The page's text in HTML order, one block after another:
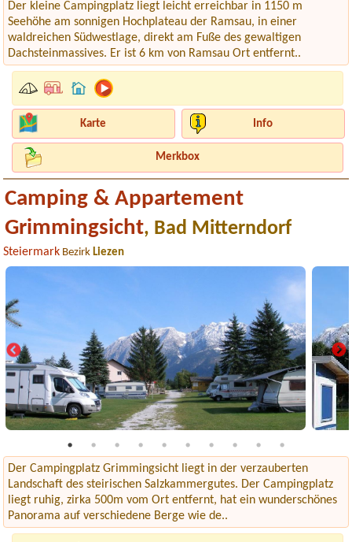
Der kleine Campingplatz liegt leicht erreichbar in 1150 m
Seehöhe am sonnigen Hochplateau der Ramsau, in einer
waldreichen Südwestlage, direkt am Fuße des gewaltigen
Dachsteinmassives. Er ist 6 km von Ramsau Ort entfernt..
Karte Info
Merkbox
Camping & Appartement
Grimmingsicht, Bad Mitterndorf
Steiermark BezirkLiezen
Der Campingplatz Grimmingsicht liegt in der verzauberten
Landschaft des steirischen Salzkammergutes. Der Campingplatz
liegt ruhig, zirka 500m vom Ort entfernt, hat ein wunderschönes
Panorama auf verschiedene Berge wie de..